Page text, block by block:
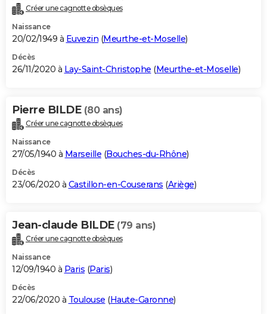
Créer une cagnotte obsèques
Naissance
20/02/1949 à Euvezin (Meurthe-et-Moselle)
Décès
26/11/2020 à Lay-Saint-Christophe (Meurthe-et-Moselle)
Pierre BILDE (80 ans)
Créer une cagnotte obsèques
Naissance
27/05/1940 à Marseille (Bouches-du-Rhône)
Décès
23/06/2020 à Castillon-en-Couserans (Ariège)
Jean-claude BILDE (79 ans)
Créer une cagnotte obsèques
Naissance
12/09/1940 à Paris (Paris)
Décès
22/06/2020 à Toulouse (Haute-Garonne)